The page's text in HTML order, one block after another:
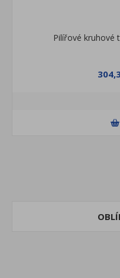
Pilířové kruhové